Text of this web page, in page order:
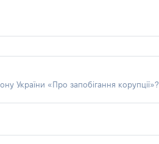
України «Про запобігання корупції»?